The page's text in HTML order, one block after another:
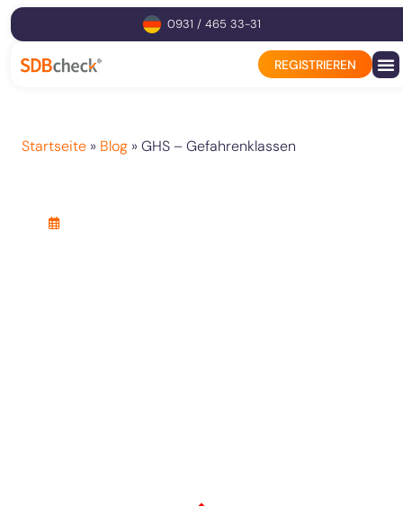
0931 / 465 33-31
REGISTRIEREN
Startseite » Blog » GHS – Gefahrenklassen